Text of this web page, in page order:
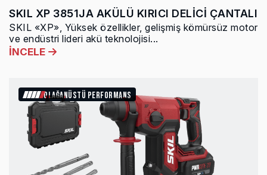
SKIL XP 3851JA AKÜLÜ KIRICI DELİCİ ÇANTALI
SKIL «XP», Yüksek özellikler, gelişmiş kömürsüz motor
ve endüstri lideri akü teknolojisi...
İNCELE
OLAĞANÜSTÜ PERFORMANS